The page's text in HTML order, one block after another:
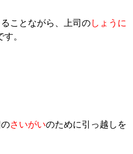
ことながら、上司の しょうに
。
さいがいのために引っ越しを